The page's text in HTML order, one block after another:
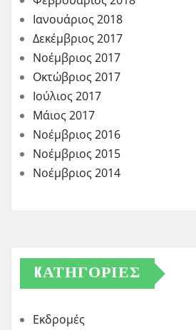
Ιανουάριος 2018
Δεκέμβριος 2017
Νοέμβριος 2017
Οκτώβριος 2017
Ιούλιος 2017
Μάιος 2017
Νοέμβριος 2016
Νοέμβριος 2015
Νοέμβριος 2014
KΑΤΗΓΟΡΊΕΣ
Εκδρομές